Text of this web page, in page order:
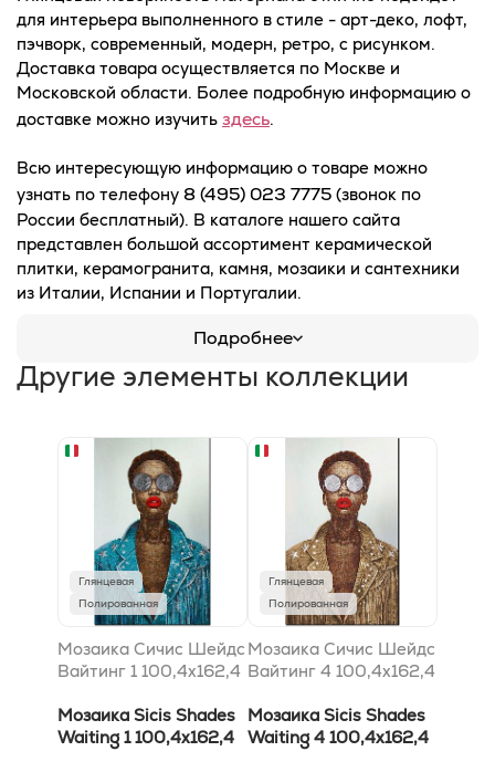
для интерьера выполненного в стиле - арт-деко, лофт,
пэчворк, современный, модерн, ретро, с рисунком.
Доставка товара осуществляется по Москве и
Московской области. Более подробную информацию о
доставке можно изучить здесь.
Всю интересующую информацию о товаре можно
узнать по телефону 8 (495) 023 7775 (звонок по
России бесплатный). В каталоге нашего сайта
представлен большой ассортимент керамической
плитки, керамогранита, камня, мозаики и сантехники
из Италии, Испании и Португалии.
Подробнее
Другие элементы коллекции
Глянцевая
Полированная
Мозаика Сичис Шейдс
Вайтинг 1 100,4x162,4
Мозаика Sicis Shades
Waiting 1 100,4x162,4
Глянцевая
Полированная
Мозаика Сичис Шейдс
Вайтинг 4 100,4x162,4
Мозаика Sicis Shades
Waiting 4 100,4x162,4